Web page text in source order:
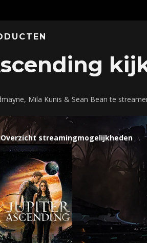
Mila Kunis & Sean Bean te
streamingmogelijkheden